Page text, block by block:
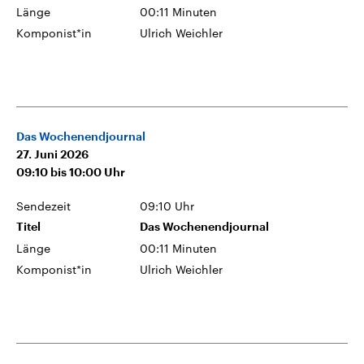
Länge
00:11 Minuten
Komponist*in
Ulrich Weichler
Das Wochenendjournal
27. Juni 2026
09:10 bis 10:00 Uhr
Sendezeit 09:10 Uhr
Titel Das Wochenendjournal
Länge
00:11 Minuten
Komponist*in
Ulrich Weichler